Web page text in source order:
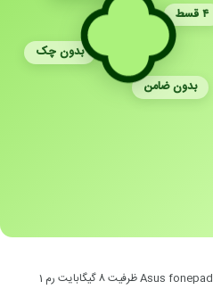
۴ قسط
بدون چک
بدون ضامن
تبلت 7 اینچ ایسوس مدل Asus fonepad k004 ظرفیت 8 گیگابایت رم 1